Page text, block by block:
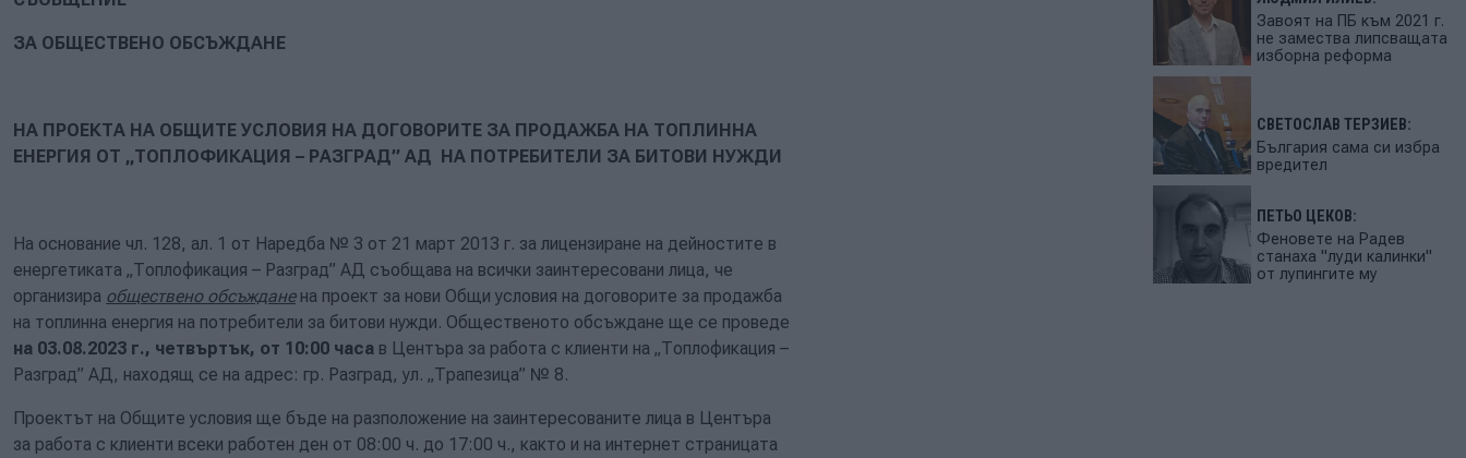
ЗА ОБЩЕСТВЕНО ОБСЪЖДАНЕ
НА ПРОЕКТА НА ОБЩИТЕ УСЛОВИЯ НА ДОГОВОРИТЕ ЗА ПРОДАЖБА НА ТОПЛИННА
ЕНЕРГИЯ ОТ „ТОПЛОФИКАЦИЯ – РАЗГРАД” АД НА ПОТРЕБИТЕЛИ ЗА БИТОВИ НУЖДИ
На основание чл. 128, ал. 1 от Наредба № 3 от 21 март 2013 г. за лицензиране на дейностите в
енергетиката „Топлофикация – Разград” АД съобщава на всички заинтересовани лица, че
организира обществено обсъжданена проект за нови Общи условия на договорите за продажба
на топлинна енергия на потребители за битови нужди. Общественото обсъждане ще се проведе
на 03.08.2023 г., четвъртък, от 10:00 часа в Центъра за работа с клиенти на „Топлофикация –
Разград” АД, находящ се на адрес: гр. Разград, ул. „Трапезица” № 8.
Проектът на Общите условия ще бъде на разположение на заинтересованите лица в Центъра
за работа с клиенти всеки работен ден от 08:00 ч. до 17:00 ч., както и на интернет страницата
Завоят на ПБ към 2021 г.
не замества липсващата
изборна реформа
СВЕТОСЛАВ ТЕРЗИЕВ:
България сама си избра
вредител
ПЕТЬО ЦЕКОВ:
Феновете на Радев
станаха "луди калинки"
от лупингите му